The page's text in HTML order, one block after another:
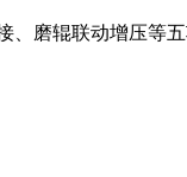
、磨辊联动增压等